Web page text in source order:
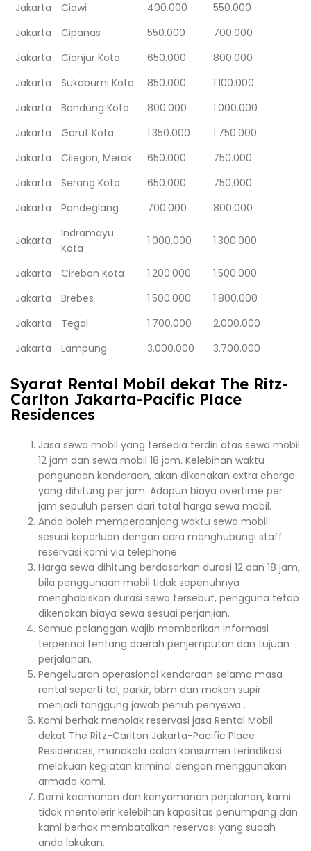
Jakarta
Ciawi 400.000
550.000
Jakarta
Cipanas 550.000
700.000
Jakarta
Cianjur Kota 650.000
800.000
Jakarta
Sukabumi Kota 850.000
1.100.000
Jakarta
Bandung Kota 800.000
1.000.000
Jakarta
Garut Kota 1.350.000
1.750.000
Jakarta
Cilegon, Merak 650.000
750.000
Jakarta
Serang Kota 650.000
750.000
Jakarta
Pandeglang 700.000 800.000
Jakarta
Indramayu
Kota
1.000.000 1.300.000
Jakarta Cirebon Kota 1.200.000
1.500.000
Jakarta
Brebes 1.500.000
1.800.000
Jakarta
Tegal 1.700.000
2.000.000
Jakarta
Lampung 3.000.000 3.700.000
Syarat Rental Mobil dekat The Ritz-
Carlton Jakarta-Pacific Place
Residences
Jasa sewa mobil yang tersedia terdiri atas sewa mobil
12 jam dan sewa mobil 18 jam. Kelebihan waktu
pengunaan kendaraan, akan dikenakan extra charge
yang dihitung per jam. Adapun biaya overtime per
jam sepuluh persen dari total harga sewa mobil.
Anda boleh memperpanjang waktu sewa mobil
sesuai keperluan dengan cara menghubungi staff
reservasi kami via telephone.
Harga sewa dihitung berdasarkan durasi 12 dan 18 jam,
bila penggunaan mobil tidak sepenuhnya
menghabiskan durasi sewa tersebut, pengguna tetap
dikenakan biaya sewa sesuai perjanjian.
Semua pelanggan wajib memberikan informasi
terperinci tentang daerah penjemputan dan tujuan
perjalanan.
Pengeluaran operasional kendaraan selama masa
rental seperti tol, parkir, bbm dan makan supir
menjadi tanggung jawab penuh penyewa .
Kami berhak menolak reservasi jasa Rental Mobil
dekat The Ritz-Carlton Jakarta-Pacific Place
Residences, manakala calon konsumen terindikasi
melakuan kegiatan kriminal dengan menggunakan
armada kami.
Demi keamanan dan kenyamanan perjalanan, kami
tidak mentolerir kelebihan kapasitas penumpang dan
kami berhak membatalkan reservasi yang sudah
anda lakukan.